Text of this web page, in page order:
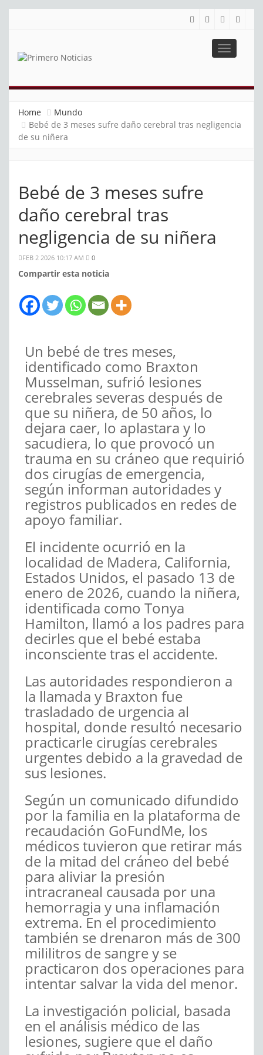
Toggle
Home
Mundo
Bebé de 3 meses sufre daño cerebral tras negligencia
de su niñera
Bebé de 3 meses sufre
daño cerebral tras
negligencia de su niñera
FEB 2 2026 10:17 AM 0
Compartir esta noticia
Un bebé de tres meses,
identificado como Braxton
Musselman, sufrió lesiones
cerebrales severas después de
que su niñera, de 50 años, lo
dejara caer, lo aplastara y lo
sacudiera, lo que provocó un
trauma en su cráneo que requirió
dos cirugías de emergencia,
según informan autoridades y
registros publicados en redes de
apoyo familiar.
El incidente ocurrió en la
localidad de Madera, California,
Estados Unidos, el pasado 13 de
enero de 2026, cuando la niñera,
identificada como Tonya
Hamilton, llamó a los padres para
decirles que el bebé estaba
inconsciente tras el accidente.
Las autoridades respondieron a
la llamada y Braxton fue
trasladado de urgencia al
hospital, donde resultó necesario
practicarle cirugías cerebrales
urgentes debido a la gravedad de
sus lesiones.
Según un comunicado difundido
por la familia en la plataforma de
recaudación GoFundMe, los
médicos tuvieron que retirar más
de la mitad del cráneo del bebé
para aliviar la presión
intracraneal causada por una
hemorragia y una inflamación
extrema. En el procedimiento
también se drenaron más de 300
mililitros de sangre y se
practicaron dos operaciones para
intentar salvar la vida del menor.
La investigación policial, basada
en el análisis médico de las
lesiones, sugiere que el daño